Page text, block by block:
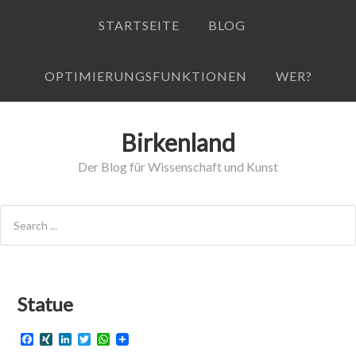
STARTSEITE BLOG
OPTIMIERUNGSFUNKTIONEN WER?
Birkenland
Der Blog für Wissenschaft und Kunst
Statue
F
X
L
T
W